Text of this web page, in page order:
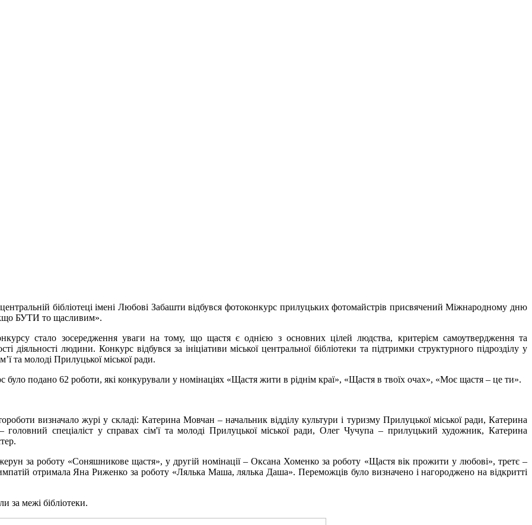
бібліотеці імені Любові Забашти відбувся фотоконкурс прилуцьких фотомайстрів присвячений Міжнародному дню
БУТИ то щасливим».
стало зосередження уваги на тому, що щастя є однією з основних цілей людства, критерієм самоутвердження та
діяльності людини. Конкурс відбувся за ініціативи міської центральної бібліотеки та підтримки структурного підрозділу у
та молоді Прилуцької міської ради.
було подано 62 роботи, які конкурували у номінаціях «Щастя жити в ріднім краї», «Щастя в твоїх очах», «Моє щастя – це ти».
визначало журі у складі: Катерина Мовчан – начальник відділу культури і туризму Прилуцької міської ради, Катерина
головний спеціаліст у справах сім'ї та молоді Прилуцької міської ради, Олег Чучупа – прилуцький художник, Катерина
за роботу «Соняшникове щастя», у другій номінації – Оксана Хоменко за роботу «Щастя вік прожити у любові», третє –
отримала Яна Риженко за роботу «Лялька Маша, лялька Даша». Переможців було визначено і нагороджено на відкритті
за межі бібліотеки.